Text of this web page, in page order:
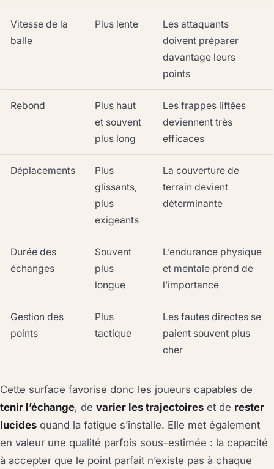
Vitesse de la
balle
Plus lente
Les attaquants
doivent préparer
davantage leurs
points
Rebond
Plus haut
et souvent
plus long
Les frappes liftées
deviennent très
efficaces
Déplacements
Plus
glissants,
plus
exigeants
La couverture de
terrain devient
déterminante
Durée des
échanges
Souvent
plus
longue
L’endurance physique
et mentale prend de
l’importance
Gestion des
points
Plus
tactique
Les fautes directes se
paient souvent plus
cher
Cette surface favorise donc les joueurs capables de
tenir l’échange, de varier les trajectoires et de rester
lucides quand la fatigue s’installe. Elle met également
en valeur une qualité parfois sous-estimée : la capacité
à accepter que le point parfait n’existe pas à chaque